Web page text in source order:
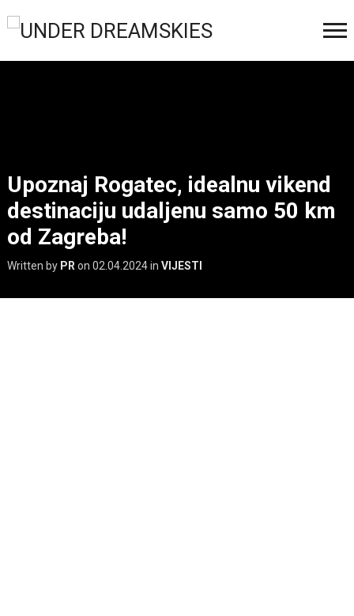
Upoznaj Rogatec, idealnu vikend
destinaciju udaljenu samo 50 km
od Zagreba!
Written by PR on 02.04.2024in VIJESTI